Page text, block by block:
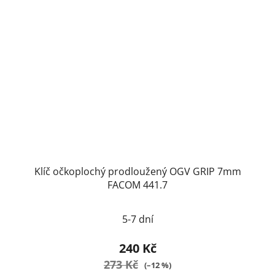
Klíč očkoplochý prodloužený OGV GRIP 7mm
FACOM 441.7
5-7 dní
240 Kč
273 Kč (–12 %)